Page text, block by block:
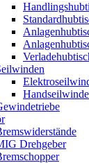
Drehgeber